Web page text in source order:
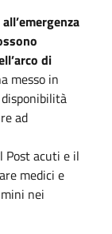
di
messo in
ad
Post acuti e il
medici e
nei